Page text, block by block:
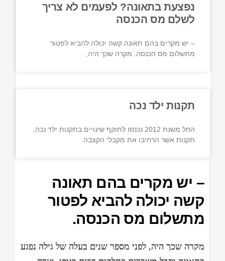
– יש מקרים בהם תאונה
קשה יכולה להביא לפטור
מתשלום מס הכנסה.
מקרה שכך היה, לפני מספר שנים בעלה של גילה נפגע
נפצעת בתאונה? לפעמים לא צריך
לשלם מס הכנסה
– יש מקרים בהם תאונה קשה יכולה להביא לפטור
מתשלום מס הכנסה. מקרה שכך היה,
תקנות ילד נכה
החל משנת 2012 נכנסו לתוקף שינויים בתקנות ילד נכה,
תקנות אשר הרחיבו את מקבלי הקצבה.